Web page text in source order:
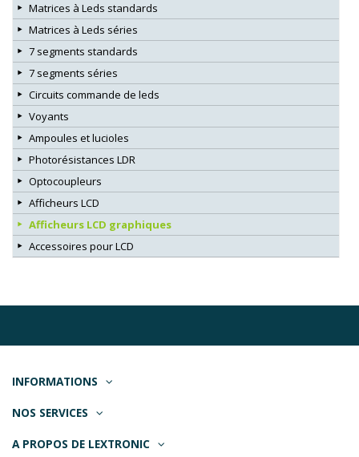
Matrices à Leds standards
Matrices à Leds séries
7 segments standards
7 segments séries
Circuits commande de leds
Voyants
Ampoules et lucioles
Photorésistances LDR
Optocoupleurs
Afficheurs LCD
Afficheurs LCD graphiques
Accessoires pour LCD
INFORMATIONS
NOS SERVICES
A PROPOS DE LEXTRONIC